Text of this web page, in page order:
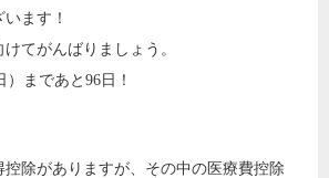
ます！
てがんばりましょう。
）まであと96日！
控除がありますが、その中の医療費控除